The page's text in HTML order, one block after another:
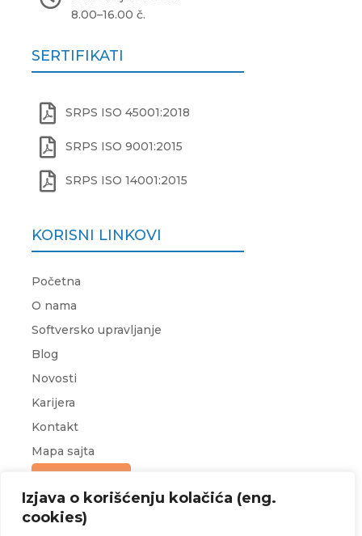
Izjava o korišćenju kolačića (eng.
cookies)
8.00–16.00 č.
SERTIFIKATI
 SRPS ISO 45001:2018
 SRPS ISO 9001:2015
 SRPS ISO 14001:2015
KORISNI LINKOVI
Početna
O nama
Softversko upravljanje
Blog
Novosti
Karijera
Kontakt
Mapa sajta
Upit za ponudu